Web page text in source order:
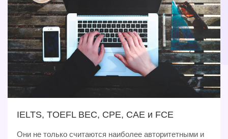
IELTS, TOEFL BEC, CPE, CAE и FCE
Они не только считаются наиболее авторитетными и